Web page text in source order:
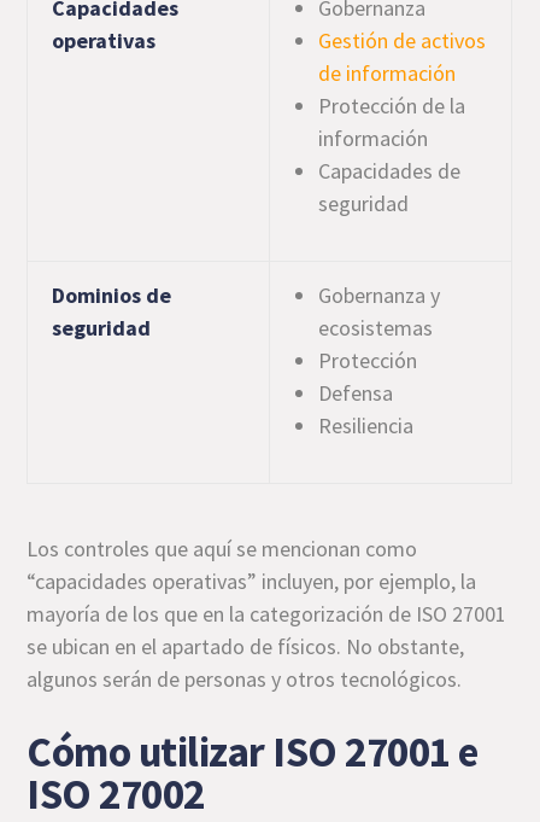
Capacidades
operativas
Gobernanza
Gestión de activos
de información
Protección de la
información
Capacidades de
seguridad
Dominios de
seguridad
Gobernanza y
ecosistemas
Protección
Defensa
Resiliencia
Los controles que aquí se mencionan como
“capacidades operativas” incluyen, por ejemplo, la
mayoría de los que en la categorización de ISO 27001
se ubican en el apartado de físicos. No obstante,
algunos serán de personas y otros tecnológicos.
Cómo utilizar ISO 27001 e
ISO 27002